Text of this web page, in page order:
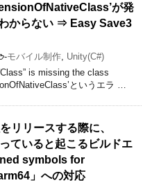
が発
からない ⇒ Easy Save3
-モバイル制作 Unity(C#)
is missing the class
というエラ …
リリースする際に、
ていると起こるビルドエ
symbols for
」への対応